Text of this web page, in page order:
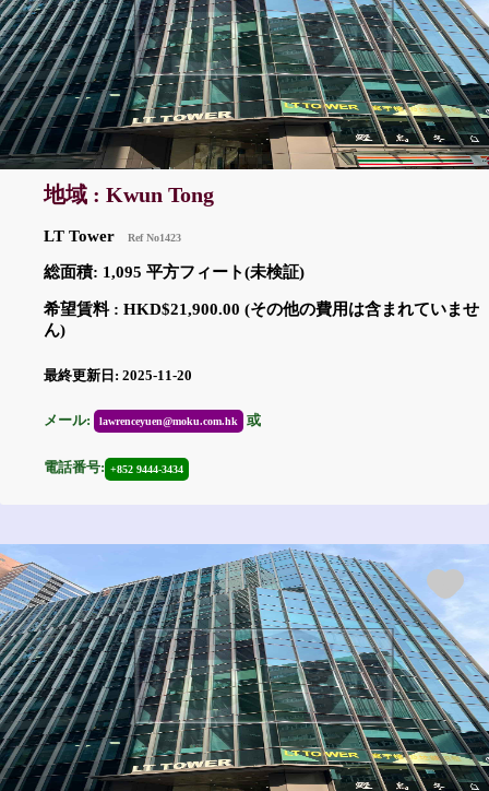
地域 : Kwun Tong
LT Tower Ref No1423
総面積: 1,095 平方フィート(未検証)
希望賃料 : HKD$21,900.00 (その他の費用は含まれていませ
ん)
最終更新日: 2025-11-20
メール: lawrenceyuen@moku.com.hk 或
電話番号: +852 9444-3434